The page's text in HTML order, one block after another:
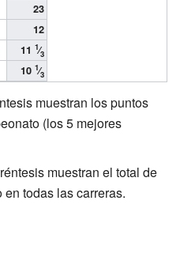
23
12
111⁄3
101⁄3
muestran los puntos
(los 5 mejores
muestran el total de
todas las carreras.